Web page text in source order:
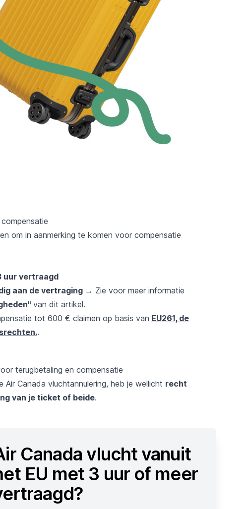
om in aanmerking te komen voor compensatie
uur vertraagd
aan de vertraging → Zie voor meer informatie
" van dit artikel.
tot 600 € claimen op basis van EU261, de
.
terugbetaling en compensatie
Canada vluchtannulering, heb je wellicht recht
van je ticket of beide.
Canada vlucht vanuit
EU met 3 uur of meer